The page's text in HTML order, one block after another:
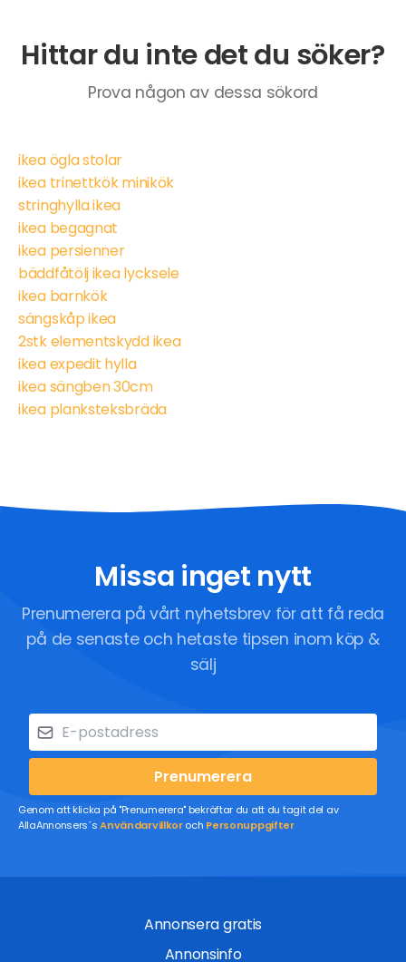
Hittar du inte det du söker?
Prova någon av dessa sökord
ikea ögla stolar
ikea trinettkök minikök
stringhylla ikea
ikea begagnat
ikea persienner
bäddfåtölj ikea lycksele
ikea barnkök
sängskåp ikea
2stk elementskydd ikea
ikea expedit hylla
ikea sängben 30cm
ikea planksteksbräda
Missa inget nytt
Prenumerera på vårt nyhetsbrev för att få reda
på de senaste och hetaste tipsen inom köp &
sälj
Prenumerera
Genom att klicka på "Prenumerera" bekräftar du att du tagit del av
AllaAnnonsers´sAnvändarvillkoroch Personuppgifter
Annonsera gratis
Annonsinfo